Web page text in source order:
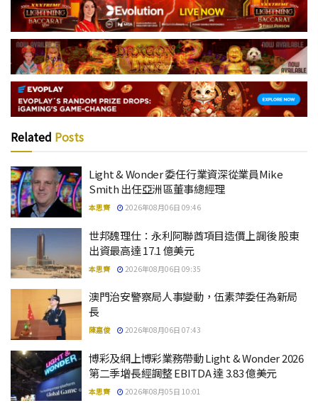
Related Posts
Light & Wonder 委任行業資深從業員Mike
Smith 出任亞洲區董事總經理
本思齊 2026年08月06日 09:46
世邦魏理仕：永利阿聯酋項目造價上調後 股東
出資最高達 17.1 億美元
本思齊 2026年08月06日 09:35
澳門治安警察局人事變動，伍素萍委任為新局
長
陳嘉俊 2026年08月06日 07:43
博彩及網上博彩業務帶動 Light & Wonder 2026
第二季增長經調整 EBITDA 達 3.83 億美元
本思齊 2026年08月05日 10:01